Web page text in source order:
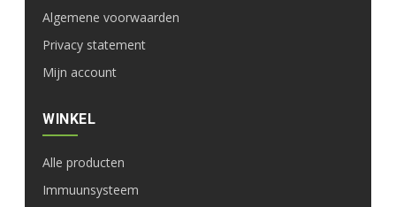
Algemene voorwaarden
Privacy statement
Mijn account
WINKEL
Alle producten
Immuunsysteem